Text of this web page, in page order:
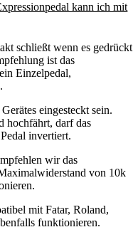
kann ich mit
schließt wenn es gedrückt
ist das
Einzelpedal,
eingesteckt sein.
hochfährt, darf das
invertiert.
wir das
von 10k
mit Fatar, Roland,
funktionieren.